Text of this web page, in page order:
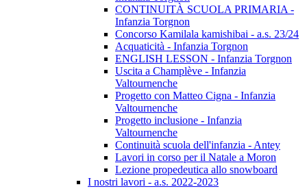
CONTINUITÀ SCUOLA PRIMARIA -
Infanzia Torgnon
Concorso Kamilala kamishibai - a.s. 23/24
Acquaticità - Infanzia Torgnon
ENGLISH LESSON - Infanzia Torgnon
Uscita a Champlève - Infanzia
Valtournenche
Progetto con Matteo Cigna - Infanzia
Valtournenche
Progetto inclusione - Infanzia
Valtournenche
Continuità scuola dell'infanzia - Antey
Lavori in corso per il Natale a Moron
Lezione propedeutica allo snowboard
I nostri lavori - a.s. 2022-2023